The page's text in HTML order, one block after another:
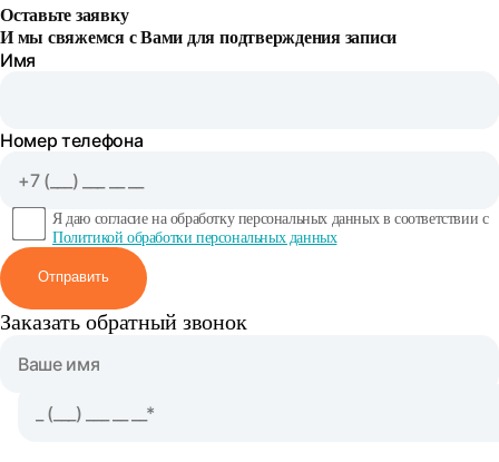
Оставьте заявку
И мы свяжемся с Вами для подтверждения записи
Имя
Номер телефона
Я даю согласие на обработку персональных данных в соответствии с
Политикой обработки персональных данных
Отправить
Заказать обратный звонок